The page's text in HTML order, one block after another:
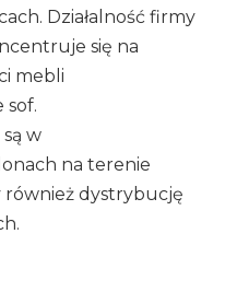
Działalność firmy
się na
mebli
sof.
w
na terenie
również dystrybucję